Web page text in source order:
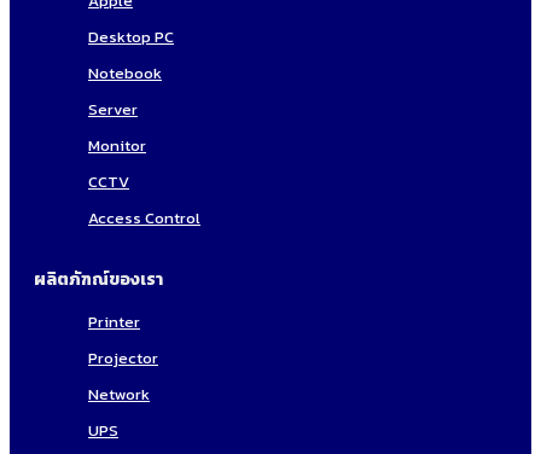
Desktop PC
Notebook
Server
Monitor
CCTV
Access Control
ผลิตภัฑณ์ของเรา
Printer
Projector
Network
UPS